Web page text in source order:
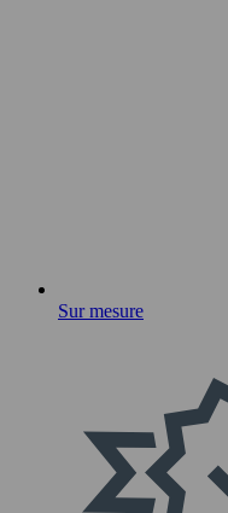
Sur mesure